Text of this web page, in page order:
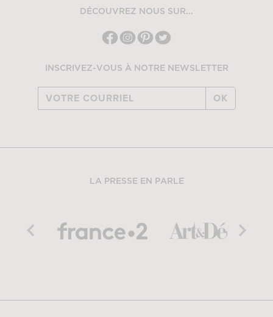
DÉCOUVREZ NOUS SUR...
INSCRIVEZ-VOUS À NOTRE NEWSLETTER
OK
LA PRESSE EN PARLE